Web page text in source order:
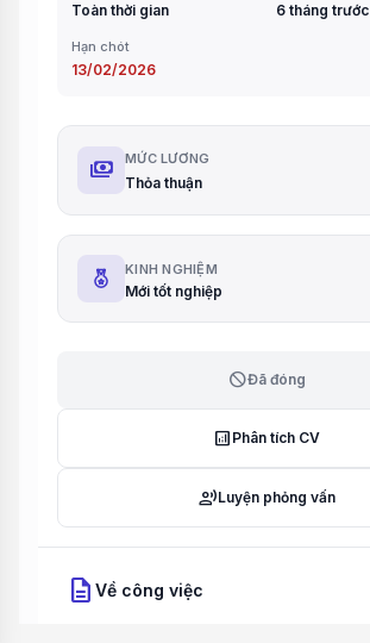
Toàn thời gian 6 tháng trước
Hạn chót
13/02/2026
payments MỨC LƯƠNG
Thỏa thuận
KINH NGHIỆM
Mới tốt nghiệp
blockĐã đóng
analytics Phân tích CV
record_voice_overLuyện phỏng vấn
description Về công việc